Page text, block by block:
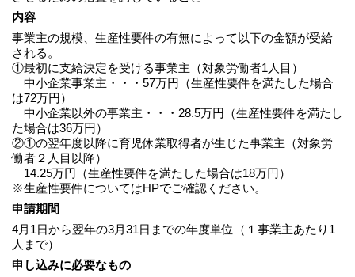
内容
事業主の規模、生産性要件の有無によって以下の金額が受給
される。
①最初に支給決定を受ける事業主（対象労働者1人目）
中小企業事業主・・・57万円（生産性要件を満たした場合
は72万円）
中小企業以外の事業主・・・28.5万円（生産性要件を満たし
た場合は36万円）
②①の翌年度以降に育児休業取得者が生じた事業主（対象労
働者２人目以降）
14.25万円（生産性要件を満たした場合は18万円）
※生産性要件についてはHPでご確認ください。
申請期間
4月1日から翌年の3月31日までの年度単位（１事業主あたり1
人まで）
申し込みに必要なもの